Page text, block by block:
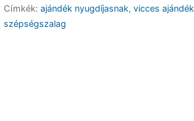
-
Címkék: ajándék nyugdíjasnak, vicces ajándék
szépségszalag